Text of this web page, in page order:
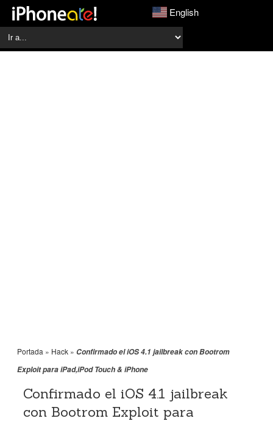
English
Portada » Hack » Confirmado el iOS 4.1 jailbreak con Bootrom
Exploit para iPad,iPod Touch & iPhone
Confirmado el iOS 4.1 jailbreak
con Bootrom Exploit para